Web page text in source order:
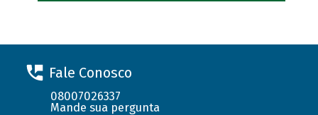
Fale Conosco
08007026337
Mande sua pergunta